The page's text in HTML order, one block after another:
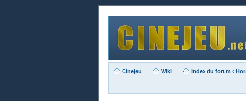
Cinejeu Wiki Index du forum ‹